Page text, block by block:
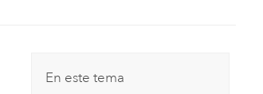
En este tema